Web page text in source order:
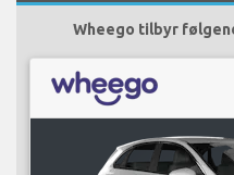
Wheego tilbyr